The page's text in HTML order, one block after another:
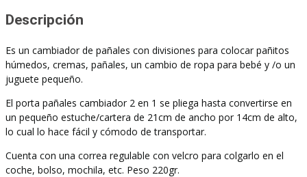
Descripción
Es un cambiador de pañales con divisiones para colocar pañitos
húmedos, cremas, pañales, un cambio de ropa para bebé y /o un
juguete pequeño.
El porta pañales cambiador 2 en 1 se pliega hasta convertirse en
un pequeño estuche/cartera de 21cm de ancho por 14cm de alto,
lo cual lo hace fácil y cómodo de transportar.
Cuenta con una correa regulable con velcro para colgarlo en el
coche, bolso, mochila, etc. Peso 220gr.